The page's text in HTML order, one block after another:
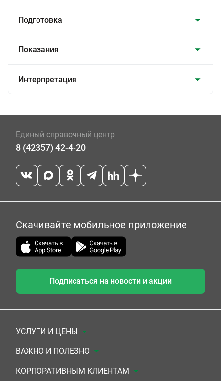
Подготовка
Показания
Интерпретация
Единый справочный центр
8 (42357) 42-4-20
Скачивайте мобильное приложение
Подписаться на новости и акции
УСЛУГИ И ЦЕНЫ
Анализы
Комплексы
ВАЖНО И ПОЛЕЗНО
Документы для заключения договора
КОРПОРАТИВНЫМ КЛИЕНТАМ